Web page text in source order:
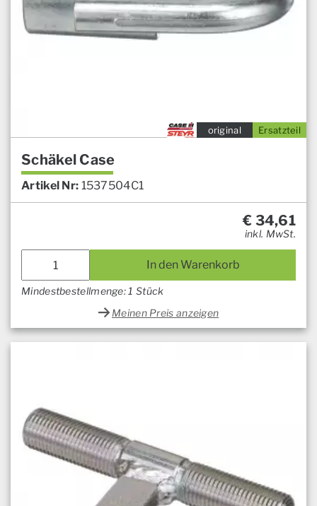
Ersatzteil
original
Schäkel Case
Artikel Nr: 1537504C1
€ 34,61
inkl. MwSt.
In den Warenkorb
Mindestbestellmenge: 1 Stück
Meinen Preis anzeigen